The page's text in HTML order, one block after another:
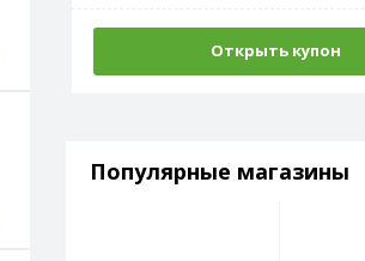
Открыть купон
Популярные магазины